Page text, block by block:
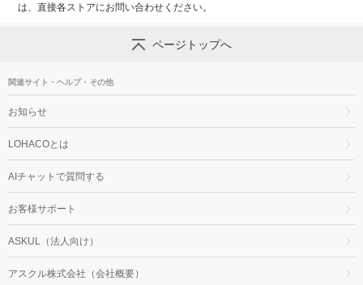
は、直接各ストアにお問い合わせください。
ページトップへ
関連サイト・ヘルプ・その他
お知らせ
LOHACOとは
AIチャットで質問する
お客様サポート
ASKUL（法人向け）
アスクル株式会社（会社概要）